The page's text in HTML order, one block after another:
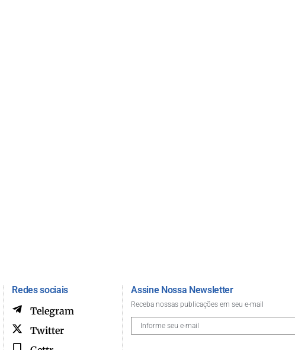
Redes sociais
Telegram
Twitter
Assine Nossa Newsletter
Receba nossas publicações em seu e-mail